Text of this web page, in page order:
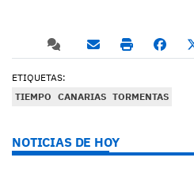
ETIQUETAS:
TIEMPO CANARIAS TORMENTAS
NOTICIAS DE HOY